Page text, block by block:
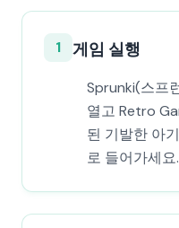
1 게임 실행
Sprunki(스프
열고 Retro
된 기발한 아
로 들어가세요.